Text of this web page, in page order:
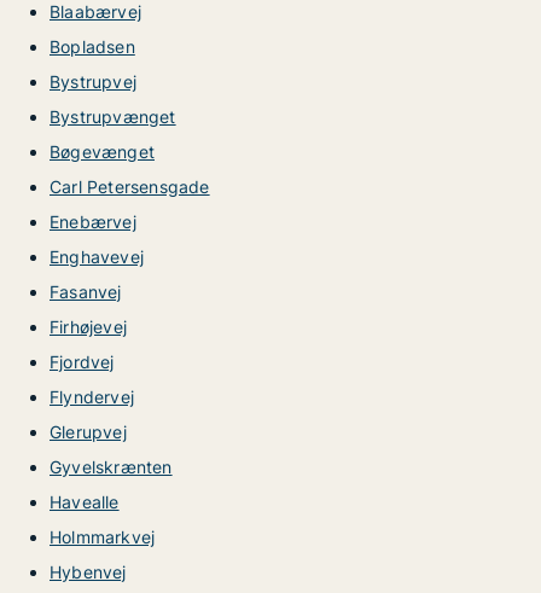
Blaabærvej
Bopladsen
Bystrupvej
Bystrupvænget
Bøgevænget
Carl Petersensgade
Enebærvej
Enghavevej
Fasanvej
Firhøjevej
Fjordvej
Flyndervej
Glerupvej
Gyvelskrænten
Havealle
Holmmarkvej
Hybenvej